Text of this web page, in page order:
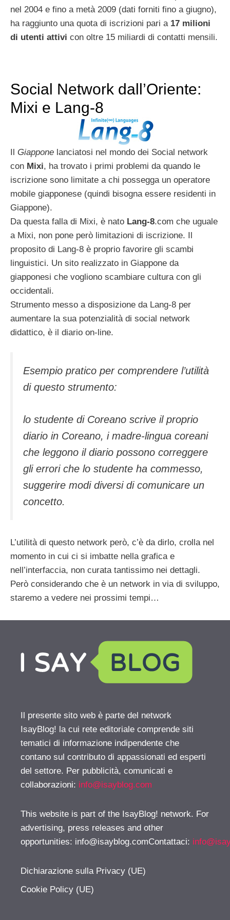
nel 2004 e fino a metà 2009 (dati forniti fino a giugno),
ha raggiunto una quota di iscrizioni pari a 17 milioni
di utenti attivi con oltre 15 miliardi di contatti mensili.
Social Network dall’Oriente:
Mixi e Lang-8
Il Giappone lanciatosi nel mondo dei Social network
con Mixi, ha trovato i primi problemi da quando le
iscrizione sono limitate a chi possegga un operatore
mobile giapponese (quindi bisogna essere residenti in
Giappone).
Da questa falla di Mixi, è nato Lang-8.com che uguale
a Mixi, non pone però limitazioni di iscrizione. Il
proposito di Lang-8 è proprio favorire gli scambi
linguistici. Un sito realizzato in Giappone da
giapponesi che vogliono scambiare cultura con gli
occidentali.
Strumento messo a disposizione da Lang-8 per
aumentare la sua potenzialità di social network
didattico, è il diario on-line.
Esempio pratico per comprendere l’utilità
di questo strumento:
lo studente di Coreano scrive il proprio
diario in Coreano, i madre-lingua coreani
che leggono il diario possono correggere
gli errori che lo studente ha commesso,
suggerire modi diversi di comunicare un
concetto.
L’utilità di questo network però, c’è da dirlo, crolla nel
momento in cui ci si imbatte nella grafica e
nell’interfaccia, non curata tantissimo nei dettagli.
Però considerando che è un network in via di sviluppo,
staremo a vedere nei prossimi tempi…
Il presente sito web è parte del network
IsayBlog! la cui rete editoriale comprende siti
tematici di informazione indipendente che
contano sul contributo di appassionati ed esperti
del settore. Per pubblicità, comunicati e
collaborazioni: info@isayblog.com
This website is part of the IsayBlog! network. For
advertising, press releases and other
opportunities: info@isayblog.comContattaci:
Dichiarazione sulla Privacy (UE)
Cookie Policy (UE)